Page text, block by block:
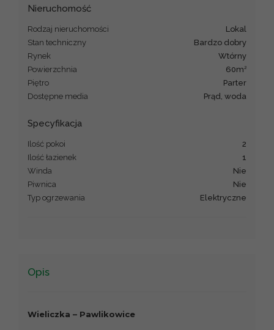
Nieruchomość
Rodzaj nieruchomości
lokal
Stan techniczny
bardzo dobry
Rynek
Wtórny
Powierzchnia
60m 2
Piętro
Parter
Dostępne media
Prąd, woda
Specyfikacja
Ilość pokoi
2
Ilość łazienek
1
Winda
Nie
Piwnica
Nie
Typ ogrzewania
Elektryczne
Opis
Wieliczka – Pawlikowice